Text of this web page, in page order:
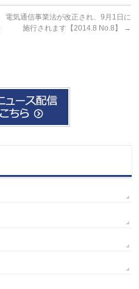
電気通信事業法が改正され、9月1日に
施行されます【2014.8 No.8】
→